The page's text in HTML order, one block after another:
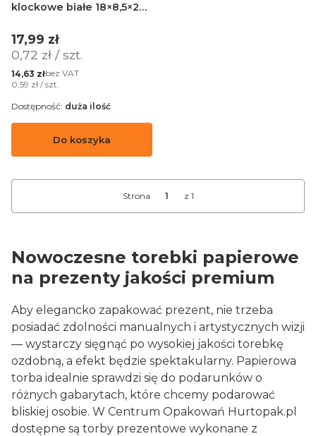
klockowe białe 18×8,5×23
sztuk
Cena
17,99 zł
Cena jednostkowa
0,72 zł / szt.
Cena
14,63 złbez VAT
Cena jednostkowa
0,59 zł / szt.
Do koszyka
Dostępność: duża ilość
Strona z 1
Nowoczesne torebki papierowe
na prezenty jakości premium
Aby elegancko zapakować prezent, nie trzeba
posiadać zdolności manualnych i artystycznych wizji
— wystarczy sięgnąć po wysokiej jakości torebkę
ozdobną, a efekt będzie spektakularny. Papierowa
torba idealnie sprawdzi się do podarunków o
różnych gabarytach, które chcemy podarować
bliskiej osobie. W Centrum Opakowań Hurtopak.pl
dostępne są torby prezentowe wykonane z